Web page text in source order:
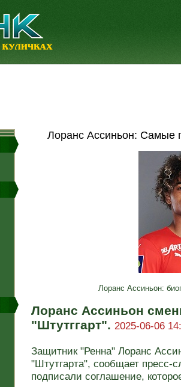
Лоранс Ассиньон: Самые
Лоранс Ассиньон:
Лоранс Ассиньон
"Штутггарт". 2025-06-06
Защитник "Ренна" Лоранс
"Штутгарта", сообщает пресс-
подписали соглашение,